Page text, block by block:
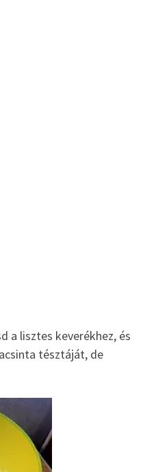
a lisztes keverékhez, és
tésztáját, de